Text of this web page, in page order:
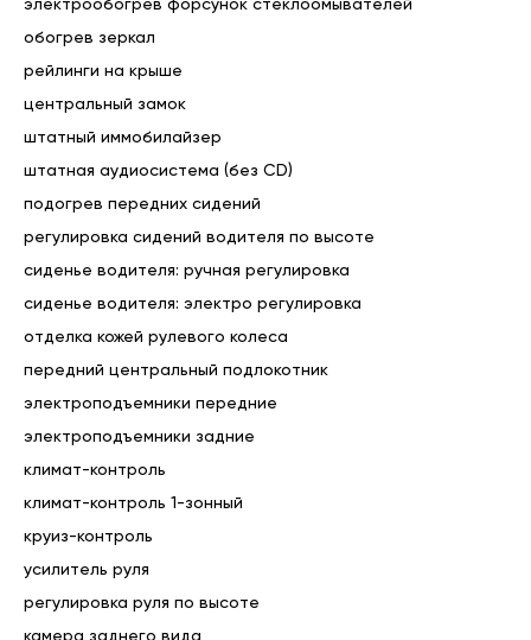
🚗 Очень выгодный TRADE-IN, КОМИССИЯ и быстрый
        Оценка по рыночной стоимости.
🚗 Кредит от 0,01% на определенные модели
автомобилей
🚙 Полный переход права собственности по договору
купли-продажи.
        Гарантия честной цены и юридической чистоты.
🚙 Каждый автомобиль проходит предпродажную
📢 Индивидуальный подход к каждому Клиенту!
👌 Дополнительную информацию готовы предоставить
по телефону!
Face Time, Viber, WhatsApp,
        Telegram
указанной, точный перечень можно уточнить при
обращении в салон или осмотре автомобиля.
Цена автомобиля указана при покупке за наличный
а так же посредством оформления автокредита и трейд
ин через наш автосалон.
электрообогрев форсунок стеклоомывателей
обогрев зеркал
рейлинги на крыше
центральный замок
штатный иммобилайзер
штатная аудиосистема (без CD)
подогрев передних сидений
регулировка сидений водителя по высоте
сиденье водителя: ручная регулировка
сиденье водителя: электро регулировка
отделка кожей рулевого колеса
передний центральный подлокотник
электроподъемники передние
электроподъемники задние
климат-контроль
климат-контроль 1-зонный
круиз-контроль
усилитель руля
регулировка руля по высоте
камера заднего вида